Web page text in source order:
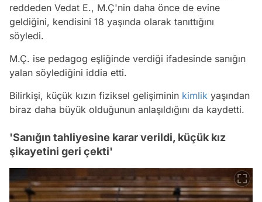
reddeden Vedat E., M.Ç'nin daha önce de evine
geldiğini, kendisini 18 yaşında olarak tanıttığını
söyledi.
M.Ç. ise pedagog eşliğinde verdiği ifadesinde sanığın
yalan söylediğini iddia etti.
Bilirkişi, küçük kızın fiziksel gelişiminin kimlik yaşından
biraz daha büyük olduğunun anlaşıldığını da kaydetti.
'Sanığın tahliyesine karar verildi, küçük kız
şikayetini geri çekti'